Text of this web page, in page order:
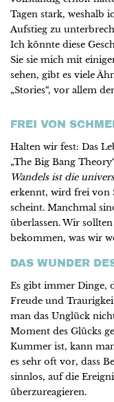
Tagen stark, weshalb
Aufstieg zu
Ich könnte diese
Sie sie mich mit
sehen, gibt es viele
„Stories“, vor allem
FREI VON
Halten wir fest: Das
„The Big Bang
Wandels ist die
erkennt, wird frei von
scheint. Manchmal
überlassen. Wir
bekommen, was wir
DAS WUNDER
Es gibt immer Dinge,
Freude und
man das Unglück
Moment des Glücks
Kummer ist, kann
es sehr oft vor, dass
sinnlos, auf die
überzureagieren.